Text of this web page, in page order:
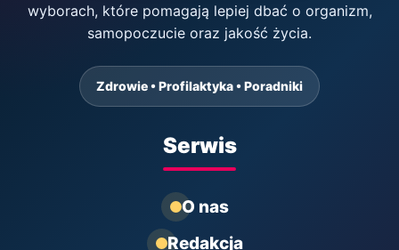
wyborach, które pomagają lepiej dbać o organizm,
samopoczucie oraz jakość życia.
Zdrowie • Profilaktyka • Poradniki
Serwis
O nas
Redakcja